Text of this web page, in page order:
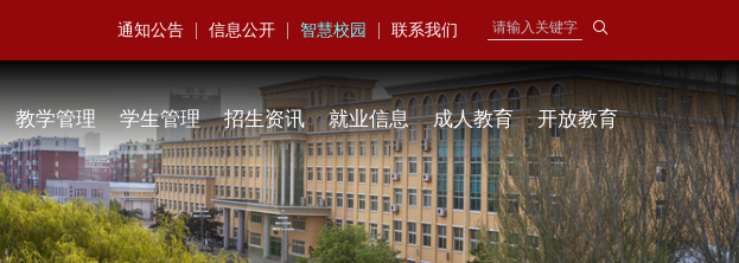
通知公告 | 信息公开 | 智慧校园 | 联系我们
教学管理 学生管理 招生资讯 就业信息 成人教育 开放教育